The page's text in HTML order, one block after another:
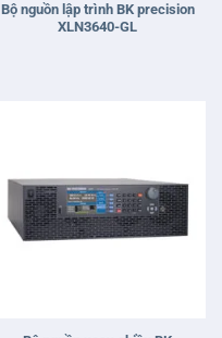
Bộ nguồn lập trình BK precision
XLN3640-GL